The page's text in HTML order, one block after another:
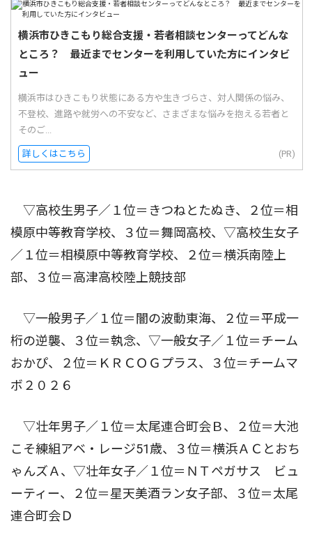
横浜市ひきこもり総合支援・若者相談センターってどんな
ところ？ 最近までセンターを利用していた方にインタビ
ュー
横浜市はひきこもり状態にある方や生きづらさ、対人関係の悩み、
不登校、進路や就労への不安など、さまざまな悩みを抱える若者と
そのご...
詳しくはこちら (PR)
▽高校生男子／１位＝きつねとたぬき、２位＝相
模原中等教育学校、３位＝舞岡高校、▽高校生女子
／１位＝相模原中等教育学校、２位＝横浜南陸上
部、３位＝高津高校陸上競技部
▽一般男子／１位＝闇の波動東海、２位＝平成一
桁の逆襲、３位＝執念、▽一般女子／１位＝チーム
おかぴ、２位＝ＫＲＣＯＧプラス、３位＝チームマ
ボ２０２６
▽壮年男子／１位＝太尾連合町会Ｂ、２位＝大池
こそ練組アベ・レージ51歳、３位＝横浜ＡＣとおち
ゃんズＡ、▽壮年女子／１位＝ＮＴペガサス ビュ
ーティー、２位＝星天美酒ラン女子部、３位＝太尾
連合町会Ｄ